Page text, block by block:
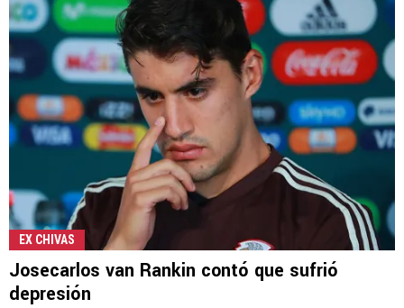
EX CHIVAS
Josecarlos van Rankin contó que sufrió
depresión